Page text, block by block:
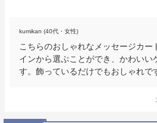
kumikan (40代・女性)
こちらのおしゃれなメッセージカ
インから選ぶことができ、かわいい
す。飾っているだけでもおしゃれで